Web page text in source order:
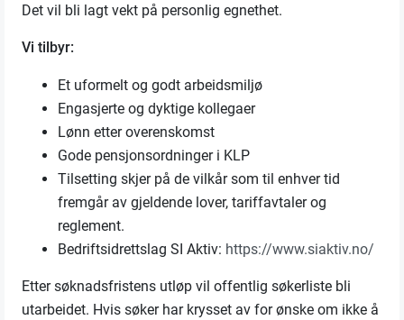
Det vil bli lagt vekt på personlig egnethet.
Vi tilbyr:
Et uformelt og godt arbeidsmiljø
Engasjerte og dyktige kollegaer
Lønn etter overenskomst
Gode pensjonsordninger i KLP
Tilsetting skjer på de vilkår som til enhver tid
fremgår av gjeldende lover, tariffavtaler og
reglement.
Bedriftsidrettslag SI Aktiv: https://www.siaktiv.no/
Etter søknadsfristens utløp vil offentlig søkerliste bli
utarbeidet. Hvis søker har krysset av for ønske om ikke å